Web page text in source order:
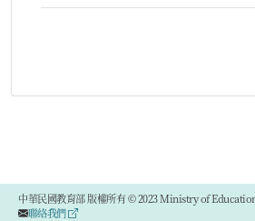
中華民國教育部 版權所有 © 2023 Ministry of
聯絡我們